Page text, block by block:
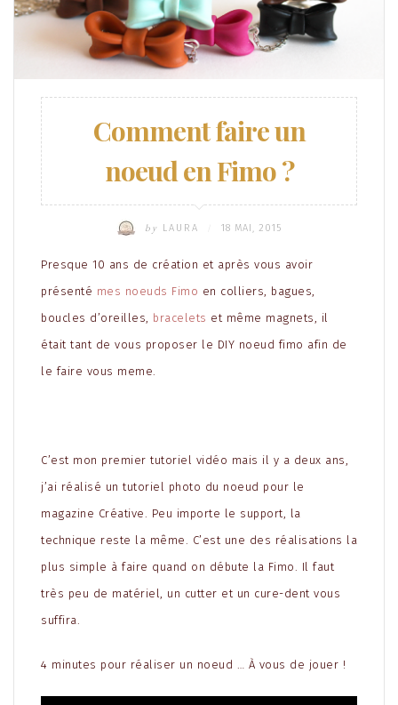
Comment faire un
noeud en Fimo ?
by LAURA 18 MAI, 2015
Presque 10 ans de création et après vous avoir
présenté mes noeuds Fimo en colliers, bagues,
boucles d’oreilles, bracelets et même magnets, il
était tant de vous proposer le DIY noeud fimo afin de
le faire vous meme.
C’est mon premier tutoriel vidéo mais il y a deux ans,
j’ai réalisé un tutoriel photo du noeud pour le
magazine Créative. Peu importe le support, la
technique reste la même. C’est une des réalisations la
plus simple à faire quand on débute la Fimo. Il faut
très peu de matériel, un cutter et un cure-dent vous
suffira.
4 minutes pour réaliser un noeud … À vous de jouer !